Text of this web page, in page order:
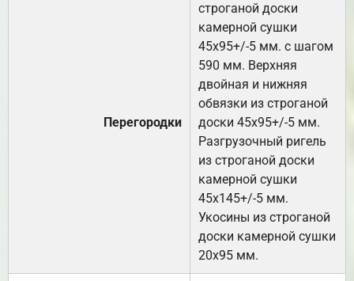
Перегородки
строганой доски
камерной сушки
45х95+/-5 мм. с шагом
590 мм. Верхняя
двойная и нижняя
обвязки из строганой
доски 45х95+/-5 мм.
Разгрузочный ригель
из строганой доски
камерной сушки
45х145+/-5 мм.
Укосины из строганой
доски камерной сушки
20х95 мм.